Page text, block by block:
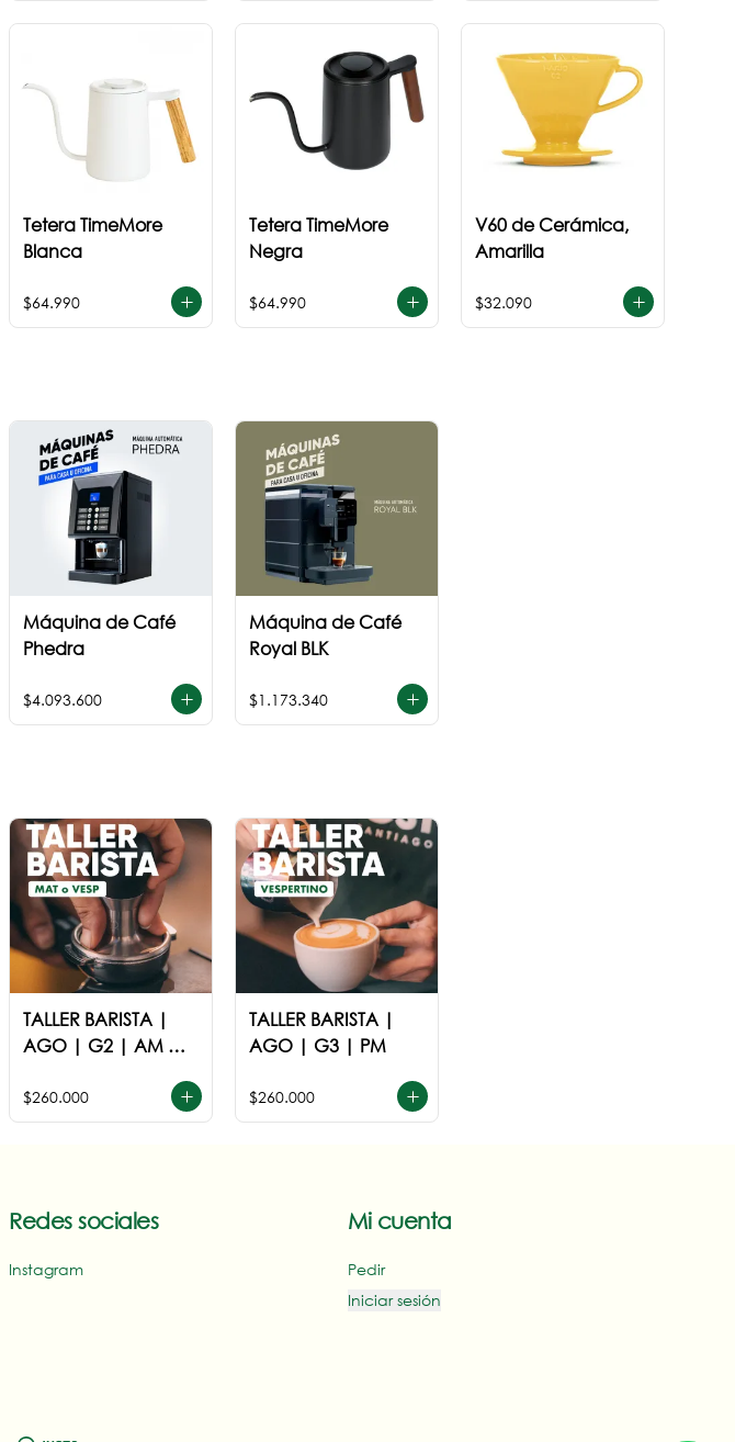
Tetera TimeMore
Blanca
$64.990
Tetera TimeMore
Negra
$64.990
V60 de Cerámica,
Amarilla
$32.090
Máquina de Café
Phedra
$4.093.600
Máquina de Café
Royal BLK
$1.173.340
TALLER BARISTA |
AGO | G2 | AM ó
$260.000
TALLER BARISTA |
AGO | G3 | PM
$260.000
Redes sociales
Instagram
Mi cuenta
Pedir
Iniciar sesión